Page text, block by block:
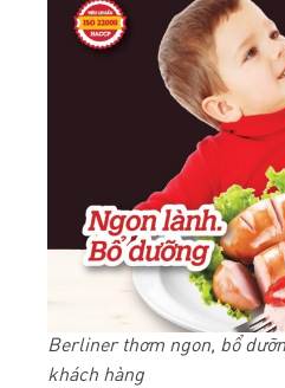
Berliner thơm ngon, bổ
khách hàng